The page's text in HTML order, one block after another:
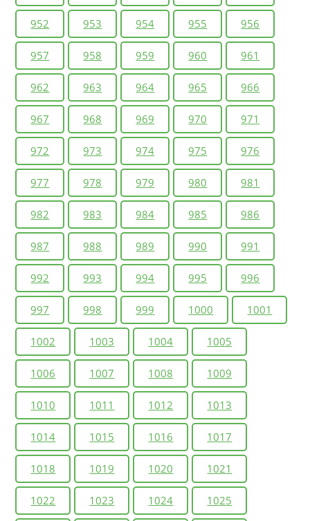
952 953 954 955 956
957 958 959 960 961
962 963 964 965 966
967 968 969 970 971
972 973 974 975 976
977 978 979 980 981
982 983 984 985 986
987 988 989 990 991
992 993 994 995 996
997 998 999 1000 1001
1002 1003 1004 1005
1006 1007 1008 1009
1010 1011 1012 1013
1014 1015 1016 1017
1018 1019 1020 1021
1022 1023 1024 1025